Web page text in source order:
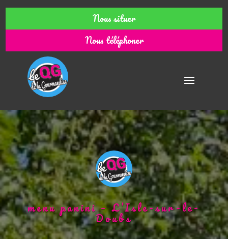
Nous situer
Nous téléphoner
menu panini – L’Isle-sur-le-
Doubs